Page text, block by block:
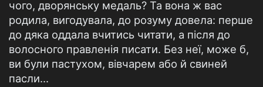
чого, дворянську медаль? Та вона ж вас
родила, вигодувала, до розуму довела: перше
до дяка оддала вчитись читати, а після до
волосного правленія писати. Без неї, може б,
ви були пастухом, вівчарем або й свиней
пасли...